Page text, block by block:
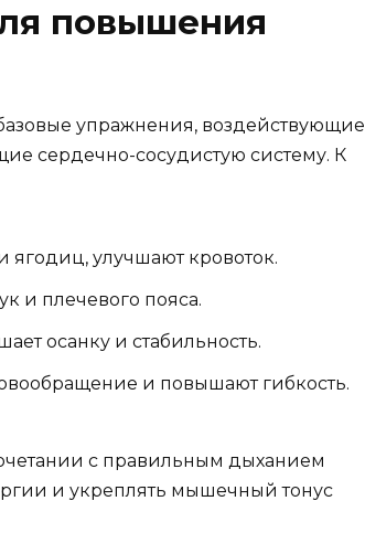
повышения
упражнения, воздействующие
сердечно-сосудистую систему. К
улучшают кровоток.
и плечевого пояса.
осанку и стабильность.
и повышают гибкость.
с правильным дыханием
и укреплять мышечный тонус